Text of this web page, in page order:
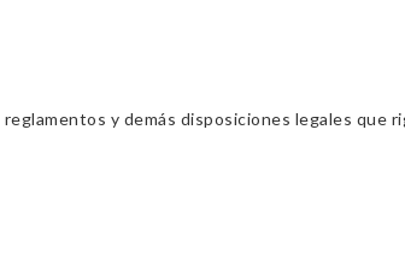
y demás disposiciones legales que